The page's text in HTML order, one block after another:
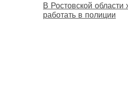
В Ростовской
работать в полиции